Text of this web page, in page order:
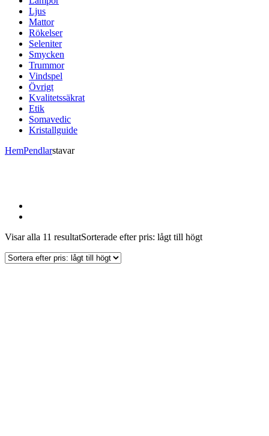
Ljus
Mattor
Rökelser
Seleniter
Smycken
Trummor
Vindspel
Övrigt
Kvalitetssäkrat
Etik
Somavedic
Kristallguide
HemPendlarstavar
Visar alla 11 resultatSorterade efter pris: lågt till högt